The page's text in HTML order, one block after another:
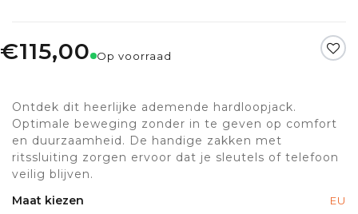
€115,00 Op voorraad
Ontdek dit heerlijke ademende hardloopjack.
Optimale beweging zonder in te geven op comfort
en duurzaamheid. De handige zakken met
ritssluiting zorgen ervoor dat je sleutels of telefoon
veilig blijven.
Maat kiezen
EU